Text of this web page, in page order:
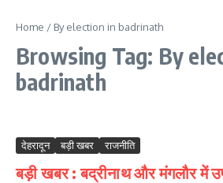
Home / By election in badrinath
Browsing Tag: By
badrinath
देहरादून बड़ी खबर राजनीति
बड़ी खबर : बद्रीनाथ और मंगलौर में